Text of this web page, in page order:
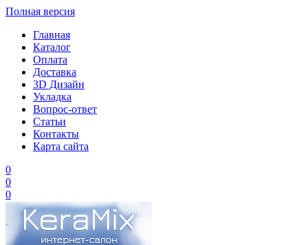
Полная версия
Главная
Каталог
Оплата
Доставка
3D Дизайн
Укладка
Вопрос-ответ
Статьи
Контакты
Карта сайта
0
0
0